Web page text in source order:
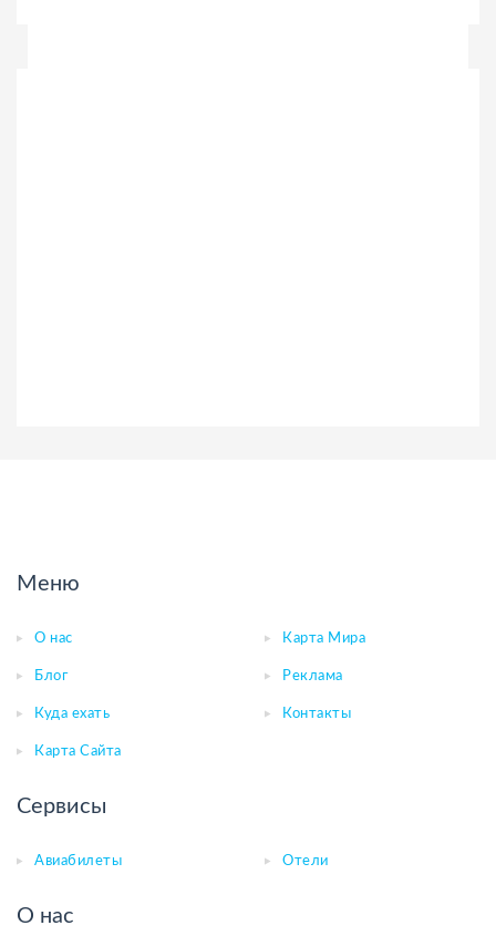
Меню
О нас Карта Мира
Блог Реклама
Куда ехать Контакты
Карта Сайта
Сервисы
Авиабилеты Отели
О нас